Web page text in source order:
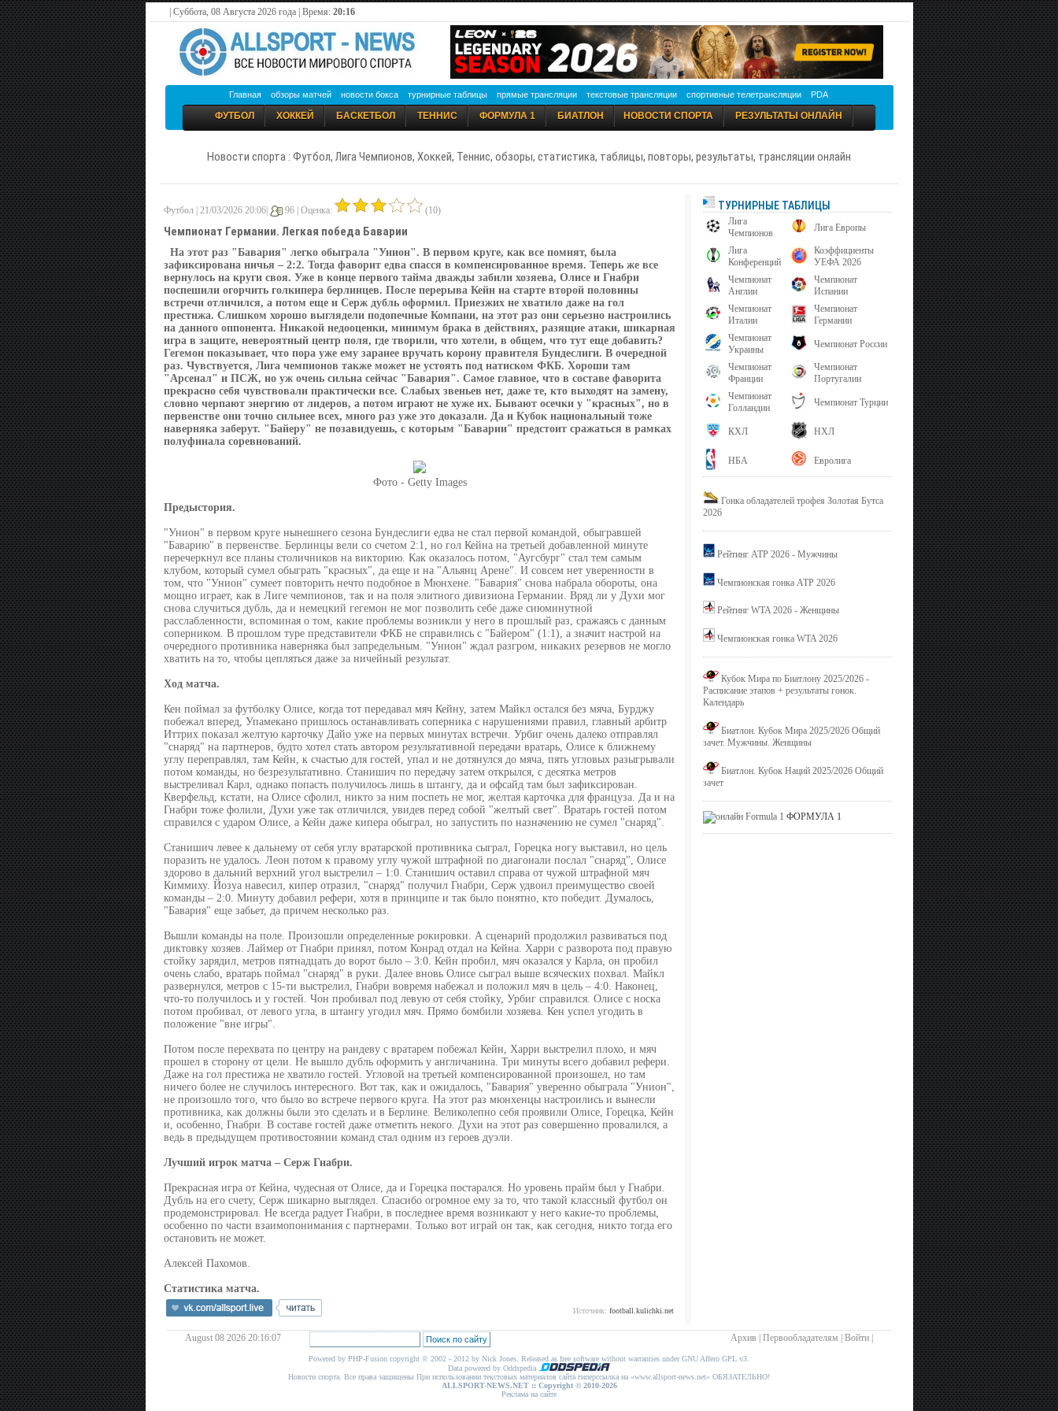
| Суббота, 08 Августа 2026 года | Время: 20:16
Главная обзоры матчей новости бокса турнирные таблицы прямые трансляции текстовые трансляции спортивные телетрансляции PDA
ФУТБОЛ ХОККЕЙ БАСКЕТБОЛ ТЕННИС ФОРМУЛА 1 БИАТЛОН НОВОСТИ СПОРТА РЕЗУЛЬТАТЫ ОНЛАЙН
Новости спорта : Футбол, Лига Чемпионов, Хоккей, Теннис, обзоры, статистика, таблицы, повторы, результаты, трансляции онлайн
Футбол | 21/03/2026 20:06| 96 | Оценка: (10)
Чемпионат Германии. Легкая победа Баварии
На этот раз "Бавария" легко обыграла "Унион". В первом круге, как все помнят, была
зафиксирована ничья – 2:2. Тогда фаворит едва спасся в компенсированное время. Теперь же все
вернулось на круги своя. Уже в конце первого тайма дважды забили хозяева, Олисе и Гнабри
поспешили огорчить голкипера берлинцев. После перерыва Кейн на старте второй половины
встречи отличился, а потом еще и Серж дубль оформил. Приезжих не хватило даже на гол
престижа. Слишком хорошо выглядели подопечные Компани, на этот раз они серьезно настроились
на данного оппонента. Никакой недооценки, минимум брака в действиях, разящие атаки, шикарная
игра в защите, невероятный центр поля, где творили, что хотели, в общем, что тут еще добавить?
Гегемон показывает, что пора уже ему заранее вручать корону правителя Бундеслиги. В очередной
раз. Чувствуется, Лига чемпионов также может не устоять под натиском ФКБ. Хороши там
"Арсенал" и ПСЖ, но уж очень сильна сейчас "Бавария". Самое главное, что в составе фаворита
прекрасно себя чувствовали практически все. Слабых звеньев нет, даже те, кто выходят на замену,
словно черпают энергию от лидеров, а потом играют не хуже их. Бывают осечки у "красных", но в
первенстве они точно сильнее всех, много раз уже это доказали. Да и Кубок национальный тоже
наверняка заберут. "Байеру" не позавидуешь, с которым "Баварии" предстоит сражаться в рамках
полуфинала соревнований.
Фото - Getty Images
Предыстория.
"Унион" в первом круге нынешнего сезона Бундеслиги едва не стал первой командой, обыгравшей
"Баварию" в первенстве. Берлинцы вели со счетом 2:1, но гол Кейна на третьей добавленной минуте
перечеркнул все планы столичников на викторию. Как оказалось потом, "Аугсбург" стал тем самым
клубом, который сумел обыграть "красных", да еще и на "Альянц Арене". И совсем нет уверенности в
том, что "Унион" сумеет повторить нечто подобное в Мюнхене. "Бавария" снова набрала обороты, она
мощно играет, как в Лиге чемпионов, так и на поля элитного дивизиона Германии. Вряд ли у Духи мог
снова случиться дубль, да и немецкий гегемон не мог позволить себе даже сиюминутной
расслабленности, вспоминая о том, какие проблемы возникли у него в прошлый раз, сражаясь с данным
соперником. В прошлом туре представители ФКБ не справились с "Байером" (1:1), а значит настрой на
очередного противника наверняка был запредельным. "Унион" ждал разгром, никаких резервов не могло
хватить на то, чтобы цепляться даже за ничейный результат.
Ход матча.
Кен поймал за футболку Олисе, когда тот передавал мяч Кейну, затем Майкл остался без мяча, Бурджу
побежал вперед, Упамекано пришлось останавливать соперника с нарушениями правил, главный арбитр
Иттрих показал желтую карточку Дайо уже на первых минутах встречи. Урбиг очень далеко отправлял
"снаряд" на партнеров, будто хотел стать автором результативной передачи вратарь, Олисе к ближнему
углу переправлял, там Кейн, к счастью для гостей, упал и не дотянулся до мяча, пять угловых разыгрывали
потом команды, но безрезультативно. Станишич по передачу затем открылся, с десятка метров
выстреливал Карл, однако попасть получилось лишь в штангу, да и офсайд там был зафиксирован.
Кверфельд, кстати, на Олисе сфолил, никто за ним поспеть не мог, желтая карточка для француза. Да и на
Гнабри тоже фолили, Духи уже так отличился, увидев перед собой "желтый свет". Вратарь гостей потом
справился с ударом Олисе, а Кейн даже кипера обыграл, но запустить по назначению не сумел "снаряд".
Станишич левее к дальнему от себя углу вратарской противника сыграл, Горецка ногу выставил, но цель
поразить не удалось. Леон потом к правому углу чужой штрафной по диагонали послал "снаряд", Олисе
здорово в дальний верхний угол выстрелил – 1:0. Станишич оставил справа от чужой штрафной мяч
Киммиху. Йозуа навесил, кипер отразил, "снаряд" получил Гнабри, Серж удвоил преимущество своей
команды – 2:0. Минуту добавил рефери, хотя в принципе и так было понятно, кто победит. Думалось,
"Бавария" еще забьет, да причем несколько раз.
Вышли команды на поле. Произошли определенные рокировки. А сценарий продолжил развиваться под
диктовку хозяев. Лаймер от Гнабри принял, потом Конрад отдал на Кейна. Харри с разворота под правую
стойку зарядил, метров пятнадцать до ворот было – 3:0. Кейн пробил, мяч оказался у Карла, он пробил
очень слабо, вратарь поймал "снаряд" в руки. Далее вновь Олисе сыграл выше всяческих похвал. Майкл
развернулся, метров с 15-ти выстрелил, Гнабри вовремя набежал и положил мяч в цель – 4:0. Наконец,
что-то получилось и у гостей. Чон пробивал под левую от себя стойку, Урбиг справился. Олисе с носка
потом пробивал, от левого угла, в штангу угодил мяч. Прямо бомбили хозяева. Кен успел угодить в
положение "вне игры".
Потом после перехвата по центру на рандеву с вратарем побежал Кейн, Харри выстрелил плохо, и мяч
прошел в сторону от цели. Не вышло дубль оформить у англичанина. Три минуты всего добавил рефери.
Даже на гол престижа не хватило гостей. Угловой на третьей компенсированной произошел, но там
ничего более не случилось интересного. Вот так, как и ожидалось, "Бавария" уверенно обыграла "Унион",
не произошло того, что было во встрече первого круга. На этот раз мюнхенцы настроились и вынесли
противника, как должны были это сделать и в Берлине. Великолепно себя проявили Олисе, Горецка, Кейн
и, особенно, Гнабри. В составе гостей даже отметить некого. Духи на этот раз совершенно провалился, а
ведь в предыдущем противостоянии команд стал одним из героев дуэли.
Лучший игрок матча – Серж Гнабри.
Прекрасная игра от Кейна, чудесная от Олисе, да и Горецка постарался. Но уровень прайм был у Гнабри.
Дубль на его счету, Серж шикарно выглядел. Спасибо огромное ему за то, что такой классный футбол он
продемонстрировал. Не всегда радует Гнабри, в последнее время возникают у него какие-то проблемы,
особенно по части взаимопонимания с партнерами. Только вот играй он так, как сегодня, никто тогда его
остановить не может.
Алексей Пахомов.
Статистика матча.
Источник: football.kulichki.net
ТУРНИРНЫЕ ТАБЛИЦЫ
Лига
Чемпионов
Лига Европы
Лига
Конференций
Коэффициенты
УЕФА 2026
Чемпионат
Англии
Чемпионат
Испании
Чемпионат
Италии
Чемпионат
Германии
Чемпионат
Украины
Чемпионат России
Чемпионат
Франции
Чемпионат
Португалии
Чемпионат
Голландии
Чемпионат Турции
КХЛ НХЛ
НБА Евролига
Гонка обладателей трофея Золотая Бутса
2026
Рейтинг ATP 2026 - Мужчины
Чемпионская гонка ATP 2026
Рейтинг WTA 2026 - Женщины
Чемпионская гонка WTA 2026
Кубок Мира по Биатлону 2025/2026 -
Расписание этапов + результаты гонок.
Календарь
Биатлон. Кубок Мира 2025/2026 Общий
зачет. Мужчины. Женщины
Биатлон. Кубок Наций 2025/2026 Общий
зачет
ФОРМУЛА 1
August 08 2026 20:16:07 Архив Первообладателям Войти
Powered by PHP-Fusion copyright © 2002 - 2012 by Nick Jones. Released as free software without warranties underGNU Affero GPL v3.
Data powered by Oddspedia
Новости спорта. Все права защищены При использовании текстовых материалов сайта гиперссылка на «www.allsport-news.net» ОБЯЗАТЕЛЬНО!
ALLSPORT-NEWS.NET :: Copyright © 2010-2026
Реклама на сайте